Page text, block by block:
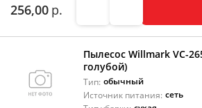
256,00 р.
Пылесос Willmark VC-
голубой)
Тип: обычный
Источник питания: сеть